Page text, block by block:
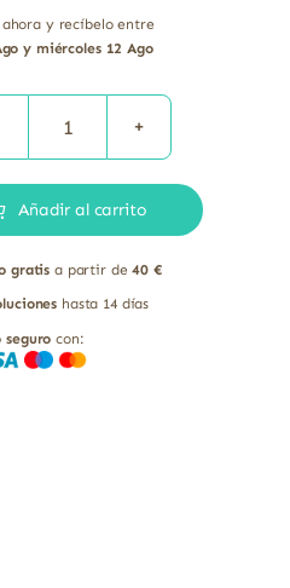
y recíbelo entre
y miércoles 12 Ago
Cardo
140
Flavonoides
60
cápsulas
Añadir al carrito
gratis a partir de40 €
hasta 14 días
seguro con: